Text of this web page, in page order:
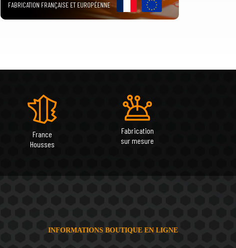
FABRICATION FRANÇAISE ET EUROPÉENNE
France
Housses
Fabrication
sur mesure
INFORMATIONS BOUTIQUE EN LIGNE